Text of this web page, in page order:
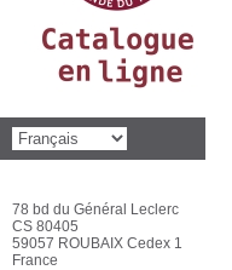
78 bd du Général Leclerc
CS 80405
59057 ROUBAIX Cedex 1
France